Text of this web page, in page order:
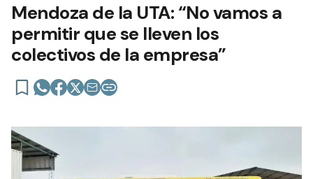
Mendoza de la UTA: “No vamos a
permitir que se lleven los
colectivos de la empresa”